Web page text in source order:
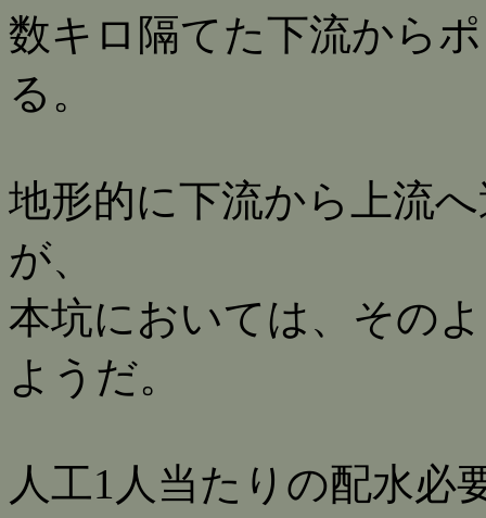
数キロ隔てた下流から
る。
地形的に下流から上流
が、
本坑においては、その
ようだ。
人工1人当たりの配水必